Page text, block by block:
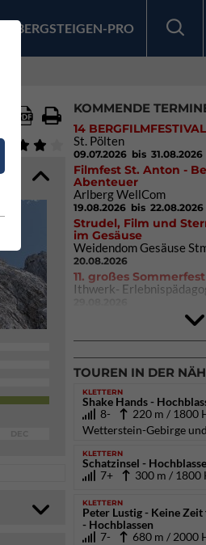
BERGSTEIGEN-PRO
KOMMENDE
14
St. Pölten
09.07.2026 bis 31.08.2026
Filmfest St. Anton -
Abenteuer
Arlberg WellCom
19.08.2026 bis 22.08.2026
Strudel, Film und
im Gesäuse
Weidendom Gesäuse
20.08.2026
11. großes
Ithwerk-
02.10.2026bis 04.10.2026
TOUREN IN DER
KLETTERN
Shake Hands -
8-
220 m / 1800
Wetterstein-Gebirge
KLETTERN
Schatzinsel -
7+
300 m / 1800
KLETTERN
Peter Lustig - Keine
- Hochblassen
7-
680 m / 2000